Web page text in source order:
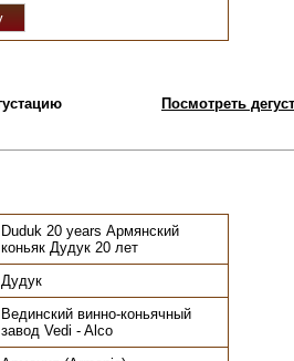
Посмотреть
Duduk 20 years Армянский
коньяк Дудук 20 лет
Дудук
Вединский винно-коньячный
завод Vedi - Alco